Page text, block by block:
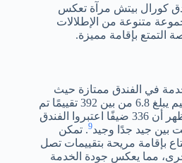
كورال بيتش مرآة تعكس
متنوعة من الإطلالات
التمتع بإقامة مميزة.
في الفندق ممتازة حيث
حصل الفندق على متوسط تقييم يبلغ 6.8 من بين 392 تقييمًا تم
. تصنيفات التقييمات تظهر أن 336 ضيفًا اعتبروا الفندق
بين جيد جدًا وجيد9. تمكن
بإقامة مريحة بتقييمات تصل
أخرى، مما يعكس جودة الخدمة